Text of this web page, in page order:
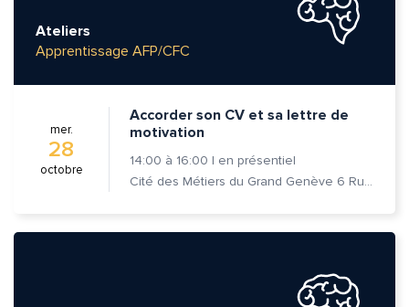
Ateliers
Apprentissage AFP/CFC
mer.
28
octobre
Accorder son CV et sa lettre de
motivation
14:00 à 16:00 | en présentiel
Cité des Métiers du Grand Genève 6 Rue Prévost-Martin 1205 Genève